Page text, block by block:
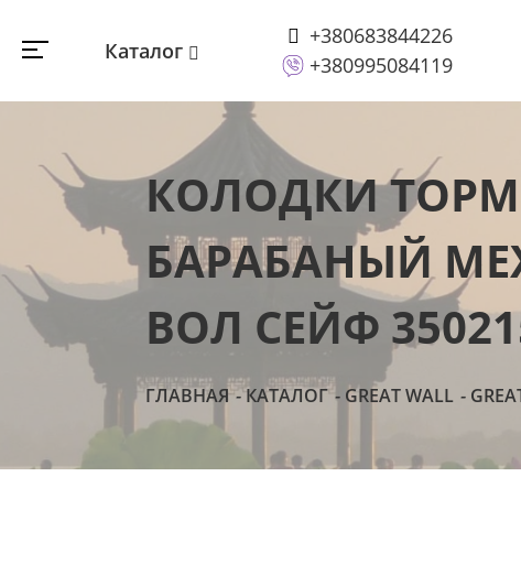
Каталог
+380683844226
+380995084119
КОЛОДКИ
БАРАБАНЫЙ
ВОЛ СЕЙФ
ГЛАВНАЯ КАТАЛОГ GREAT WALL